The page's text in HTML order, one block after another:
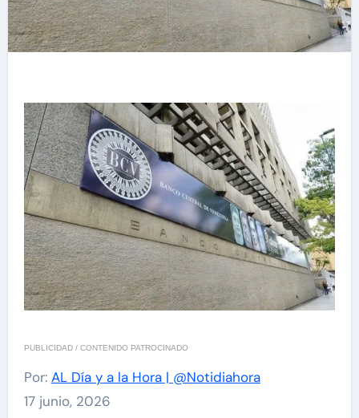
PUBLICIDAD / CONTENIDO PATROCINADO
Por: AL Día y a la Hora | @Notidiahora
17 junio, 2026